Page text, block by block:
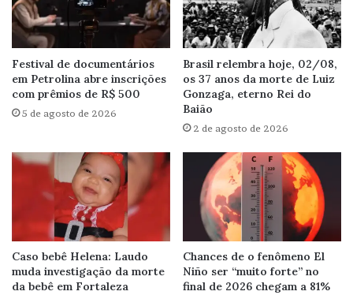
Festival de documentários
em Petrolina abre inscrições
com prêmios de R$ 500
5 de agosto de 2026
Brasil relembra hoje, 02/08,
os 37 anos da morte de Luiz
Gonzaga, eterno Rei do
Baião
2 de agosto de 2026
Caso bebê Helena: Laudo
muda investigação da morte
da bebê em Fortaleza
Chances de o fenômeno El
Niño ser “muito forte” no
final de 2026 chegam a 81%